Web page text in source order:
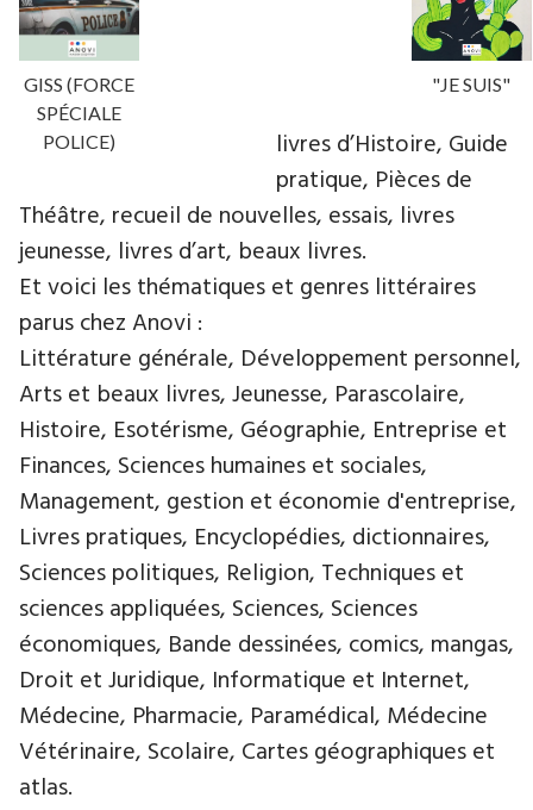
GISS (FORCE
SPÉCIALE
POLICE)
"JE SUIS"
livres d’Histoire, Guide
pratique, Pièces de
Théâtre, recueil de nouvelles, essais, livres
jeunesse, livres d’art, beaux livres.
Et voici les thématiques et genres littéraires
parus chez Anovi :
Littérature générale, Développement personnel,
Arts et beaux livres, Jeunesse, Parascolaire,
Histoire, Esotérisme, Géographie, Entreprise et
Finances, Sciences humaines et sociales,
Management, gestion et économie d'entreprise,
Livres pratiques, Encyclopédies, dictionnaires,
Sciences politiques, Religion, Techniques et
sciences appliquées, Sciences, Sciences
économiques, Bande dessinées, comics, mangas,
Droit et Juridique, Informatique et Internet,
Médecine, Pharmacie, Paramédical, Médecine
Vétérinaire, Scolaire, Cartes géographiques et
atlas.